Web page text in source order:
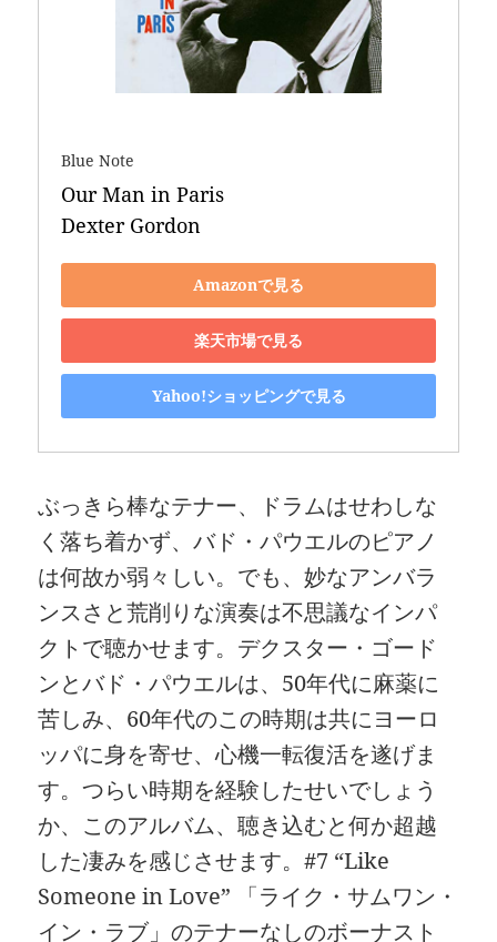
Blue Note
Our Man in Paris
Dexter Gordon
Amazonで見る
楽天市場で見る
Yahoo!ショッピングで見る
ぶっきら棒なテナー、ドラムはせわしな
く落ち着かず、バド・パウエルのピアノ
は何故か弱々しい。でも、妙なアンバラ
ンスさと荒削りな演奏は不思議なインパ
クトで聴かせます。デクスター・ゴード
ンとバド・パウエルは、50年代に麻薬に
苦しみ、60年代のこの時期は共にヨーロ
ッパに身を寄せ、心機一転復活を遂げま
す。つらい時期を経験したせいでしょう
か、このアルバム、聴き込むと何か超越
した凄みを感じさせます。#7 “Like
Someone in Love” 「ライク・サムワン・
イン・ラブ」のテナーなしのボーナスト